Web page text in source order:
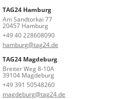
TAG24 Hamburg
Am Sandtorkai 77
20457 Hamburg
+49 40 228608090
hamburg@tag24.de
TAG24 Magdeburg
Breiter Weg 8-10A
39104 Magdeburg
+49 391 50548260
magdeburg@tag24.de